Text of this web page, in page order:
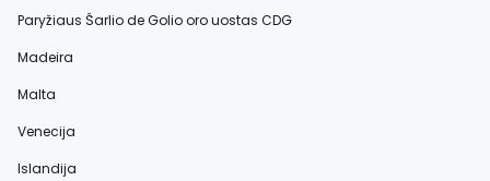
Paryžiaus Šarlio de Golio oro uostas CDG
Madeira
Malta
Venecija
Islandija